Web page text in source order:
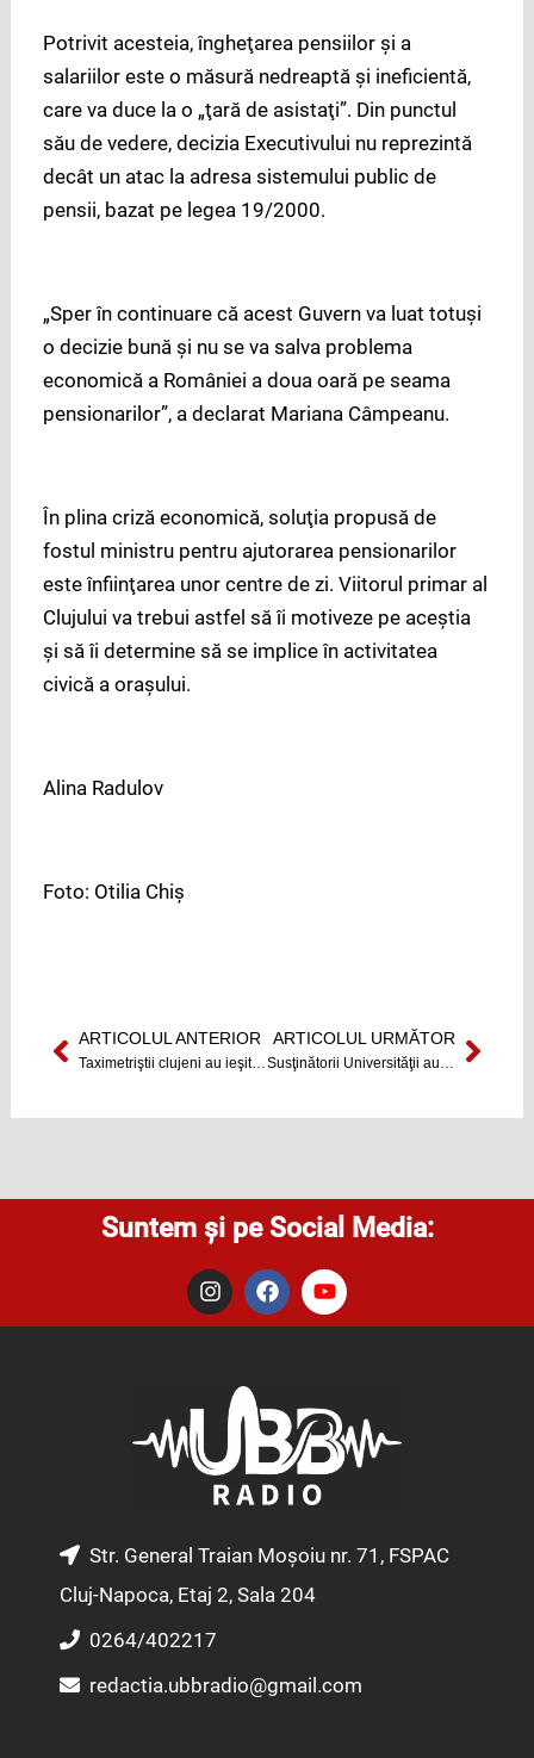
Potrivit acesteia, îngheţarea pensiilor şi a
salariilor este o măsură nedreaptă şi ineficientă,
care va duce la o „ţară de asistaţi”. Din punctul
său de vedere, decizia Executivului nu reprezintă
decât un atac la adresa sistemului public de
pensii, bazat pe legea 19/2000.
„Sper în continuare că acest Guvern va luat totuşi
o decizie bună şi nu se va salva problema
economică a României a doua oară pe seama
pensionarilor”, a declarat Mariana Câmpeanu.
În plina criză economică, soluţia propusă de
fostul ministru pentru ajutorarea pensionarilor
este înfiinţarea unor centre de zi. Viitorul primar al
Clujului va trebui astfel să îi motiveze pe aceştia
şi să îi determine să se implice în activitatea
civică a oraşului.
Alina Radulov
Foto: Otilia Chiş
Prev
ARTICOLUL ANTERIOR
Taximetriştii clujeni au ieşit în stradă
ARTICOLUL URMĂTOR
Susţinătorii Universităţii au mărşăluit prin ClujNext
Suntem și pe Social Media:
I
n
s
m
F
a
c
o
k
Y
o
u
e
Str. General Traian Moșoiu nr. 71, FSPAC
Cluj-Napoca, Etaj 2, Sala 204
0264/402217
redactia.ubbradio@gmail.com